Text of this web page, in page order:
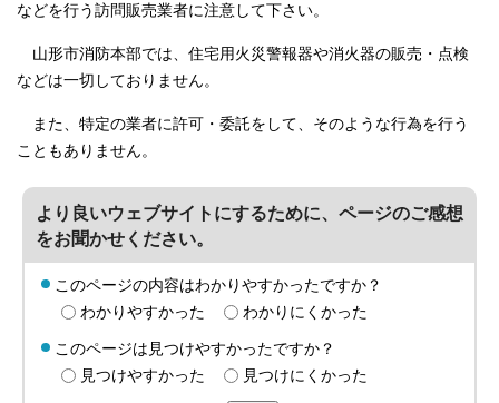
などを行う訪問販売業者に注意して下さい。
山形市消防本部では、住宅用火災警報器や消火器の販売・点検
などは一切しておりません。
また、特定の業者に許可・委託をして、そのような行為を行う
こともありません。
より良いウェブサイトにするために、ページのご感想
をお聞かせください。
このページの内容はわかりやすかったですか？
わかりやすかった
わかりにくかった
このページは見つけやすかったですか？
見つけやすかった
見つけにくかった